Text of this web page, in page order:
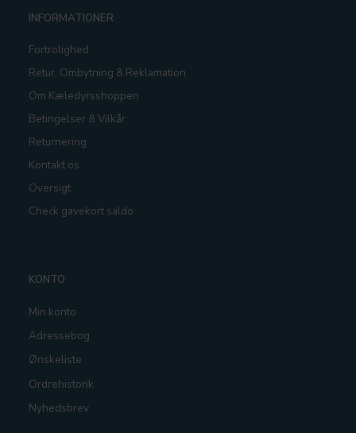
INFORMATIONER
Fortrolighed
Retur, Ombytning & Reklamation
Om Kæledyrsshoppen
Betingelser & Vilkår
Returnering
Kontakt os
Oversigt
Check gavekort saldo
KONTO
Min konto
Adressebog
Ønskeliste
Ordrehistorik
Nyhedsbrev